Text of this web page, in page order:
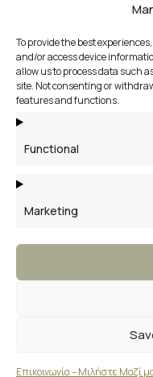
To provide the best
and/or access device
allow us to process data such
site. Not consenting or
features and functions.
Functional
Marketing
Επικοινωνία – Μιλήστε Μαζί